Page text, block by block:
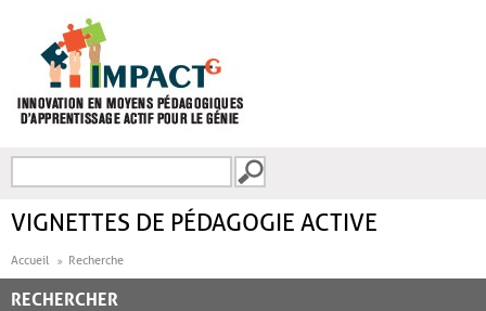
FORMULAIRE DE
VIGNETTES DE PÉDAGOGIE ACTIVE
Accueil Recherche
RECHERCHER